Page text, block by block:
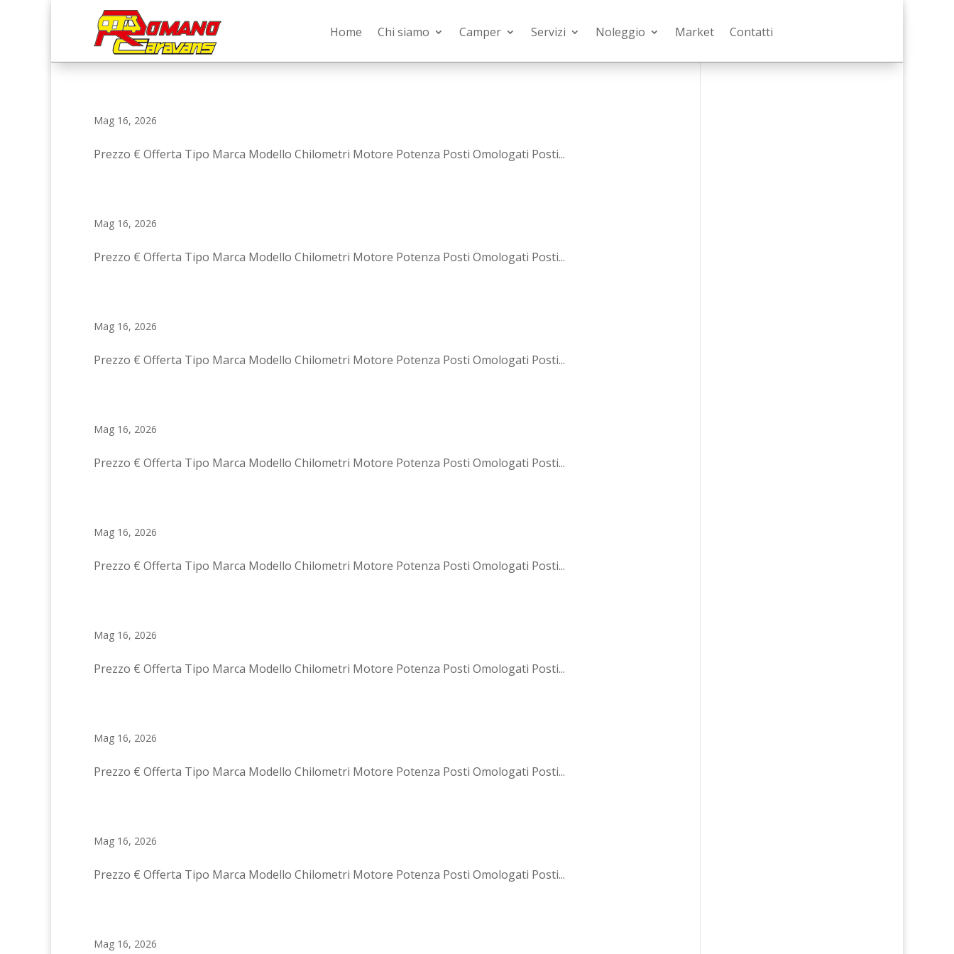
Home Chi siamo Camper Servizi Noleggio Market Contatti
Mag 16, 2026
Prezzo € Offerta Tipo Marca Modello Chilometri Motore Potenza Posti Omologati Posti...
Mag 16, 2026
Prezzo € Offerta Tipo Marca Modello Chilometri Motore Potenza Posti Omologati Posti...
Mag 16, 2026
Prezzo € Offerta Tipo Marca Modello Chilometri Motore Potenza Posti Omologati Posti...
Mag 16, 2026
Prezzo € Offerta Tipo Marca Modello Chilometri Motore Potenza Posti Omologati Posti...
Mag 16, 2026
Prezzo € Offerta Tipo Marca Modello Chilometri Motore Potenza Posti Omologati Posti...
Mag 16, 2026
Prezzo € Offerta Tipo Marca Modello Chilometri Motore Potenza Posti Omologati Posti...
Mag 16, 2026
Prezzo € Offerta Tipo Marca Modello Chilometri Motore Potenza Posti Omologati Posti...
Mag 16, 2026
Prezzo € Offerta Tipo Marca Modello Chilometri Motore Potenza Posti Omologati Posti...
Mag 16, 2026